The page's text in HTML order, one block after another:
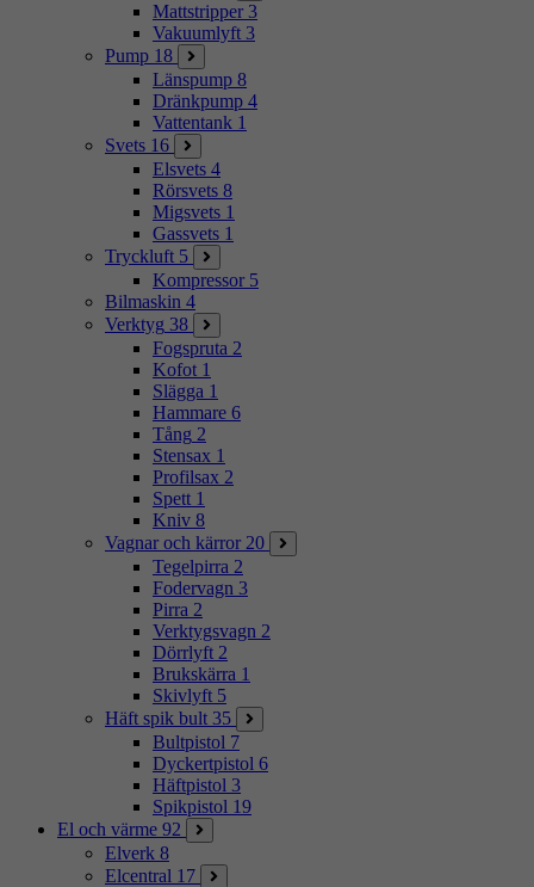
Mattstripper 3
Vakuumlyft 3
Pump 18
Länspump 8
Dränkpump 4
Vattentank 1
Svets 16
Elsvets 4
Rörsvets 8
Migsvets 1
Gassvets 1
Tryckluft 5
Kompressor 5
Bilmaskin 4
Verktyg 38
Fogspruta 2
Kofot 1
Slägga 1
Hammare 6
Tång 2
Stensax 1
Profilsax 2
Spett 1
Kniv 8
Vagnar och kärror 20
Tegelpirra 2
Fodervagn 3
Pirra 2
Verktygsvagn 2
Dörrlyft 2
Brukskärra 1
Skivlyft 5
Häft spik bult 35
Bultpistol 7
Dyckertpistol 6
Häftpistol 3
Spikpistol 19
El och värme 92
Elverk 8
Elcentral 17